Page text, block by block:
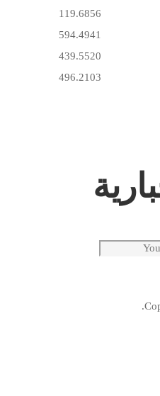
119.6856
594.4941
439.5520
496.2103